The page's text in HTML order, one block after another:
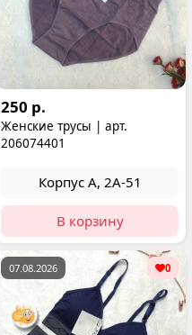
250 р.
Женские трусы | арт.
206074401
Корпус А, 2А-51
В корзину
07.08.2026 0